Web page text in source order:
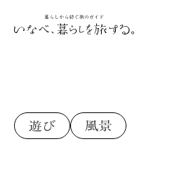
記事一覧